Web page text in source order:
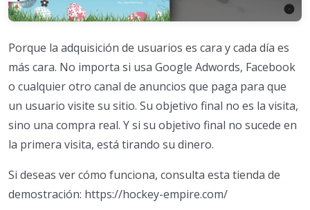
Porque la adquisición de usuarios es cara y cada día es
más cara. No importa si usa Google Adwords, Facebook
o cualquier otro canal de anuncios que paga para que
un usuario visite su sitio. Su objetivo final no es la visita,
sino una compra real. Y si su objetivo final no sucede en
la primera visita, está tirando su dinero.
Si deseas ver cómo funciona, consulta esta tienda de
demostración: https://hockey-empire.com/